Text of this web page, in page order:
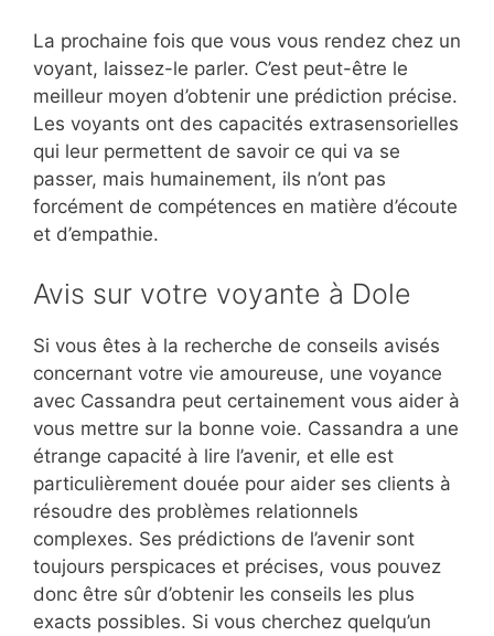
La prochaine fois que vous vous rendez chez un
voyant, laissez-le parler. C’est peut-être le
meilleur moyen d’obtenir une prédiction précise.
Les voyants ont des capacités extrasensorielles
qui leur permettent de savoir ce qui va se
passer, mais humainement, ils n’ont pas
forcément de compétences en matière d’écoute
et d’empathie.
Avis sur votre voyante à Dole
Si vous êtes à la recherche de conseils avisés
concernant votre vie amoureuse, une voyance
avec Cassandra peut certainement vous aider à
vous mettre sur la bonne voie. Cassandra a une
étrange capacité à lire l’avenir, et elle est
particulièrement douée pour aider ses clients à
résoudre des problèmes relationnels
complexes. Ses prédictions de l’avenir sont
toujours perspicaces et précises, vous pouvez
donc être sûr d’obtenir les conseils les plus
exacts possibles. Si vous cherchez quelqu’un